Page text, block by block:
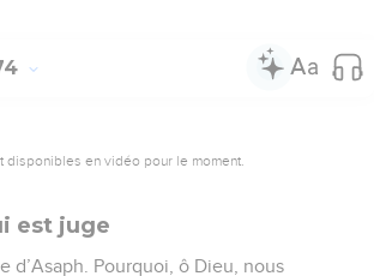
disponibles en vidéo pour le moment.
est juge
d’Asaph. Pourquoi, ô Dieu, nous